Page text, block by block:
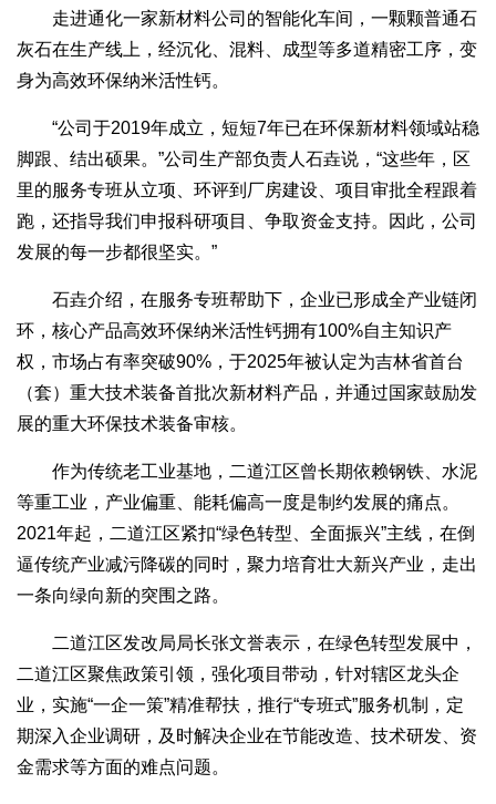
走进通化一家新材料公司的智能化车间，一颗颗普通石
灰石在生产线上，经沉化、混料、成型等多道精密工序，变
身为高效环保纳米活性钙。
“公司于2019年成立，短短7年已在环保新材料领域站稳
脚跟、结出硕果。”公司生产部负责人石垚说，“这些年，区
里的服务专班从立项、环评到厂房建设、项目审批全程跟着
跑，还指导我们申报科研项目、争取资金支持。因此，公司
发展的每一步都很坚实。”
石垚介绍，在服务专班帮助下，企业已形成全产业链闭
环，核心产品高效环保纳米活性钙拥有100%自主知识产
权，市场占有率突破90%，于2025年被认定为吉林省首台
（套）重大技术装备首批次新材料产品，并通过国家鼓励发
展的重大环保技术装备审核。
作为传统老工业基地，二道江区曾长期依赖钢铁、水泥
等重工业，产业偏重、能耗偏高一度是制约发展的痛点。
2021年起，二道江区紧扣“绿色转型、全面振兴”主线，在倒
逼传统产业减污降碳的同时，聚力培育壮大新兴产业，走出
一条向绿向新的突围之路。
二道江区发改局局长张文誉表示，在绿色转型发展中，
二道江区聚焦政策引领，强化项目带动，针对辖区龙头企
业，实施“一企一策”精准帮扶，推行“专班式”服务机制，定
期深入企业调研，及时解决企业在节能改造、技术研发、资
金需求等方面的难点问题。